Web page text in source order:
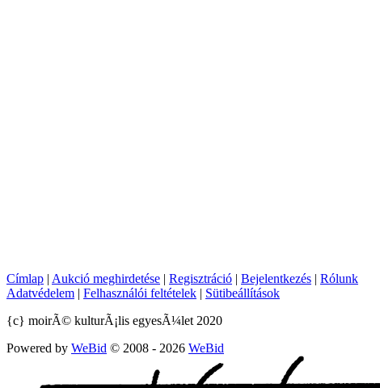
Címlap | Aukció meghirdetése | Regisztráció | Bejelentkezés | Rólunk
Adatvédelem | Felhasználói feltételek | Sütibeállítások
{c} moirÃ© kulturÃ¡lis egyesÃ¼let 2020
Powered by WeBid © 2008 - 2026 WeBid